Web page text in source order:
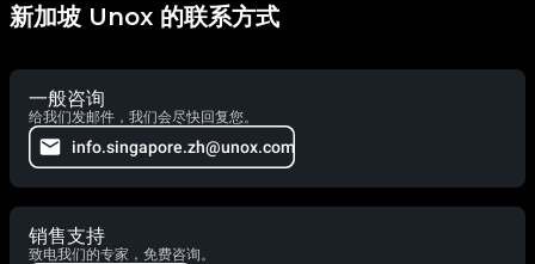
新加坡 Unox 的联系方式
一般咨询
给我们发邮件，我们会尽快回复您。
info.singapore.zh@unox.com
销售支持
致电我们的专家，免费咨询。